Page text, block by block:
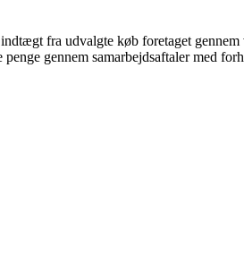
fra udvalgte køb foretaget gennem
gennem samarbejdsaftaler med